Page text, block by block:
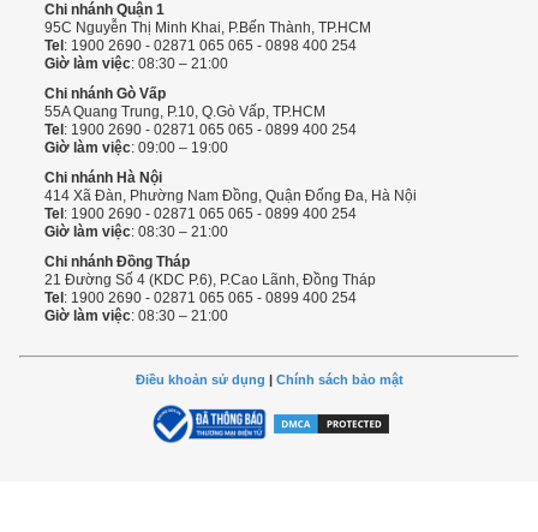
Chi nhánh Quận 1
95C Nguyễn Thị Minh Khai, P.Bến Thành, TP.HCM
Tel : 1900 2690 - 02871 065 065 - 0898 400 254
Giờ làm việc: 08:30 – 21:00
Chi nhánh Gò Vấp
55A Quang Trung, P.10, Q.Gò Vấp, TP.HCM
Tel : 1900 2690 - 02871 065 065 - 0899 400 254
Giờ làm việc: 09:00 – 19:00
Chi nhánh Hà Nội
414 Xã Đàn, Phường Nam Đồng, Quận Đống Đa, Hà Nội
Tel : 1900 2690 - 02871 065 065 - 0899 400 254
Giờ làm việc: 08:30 – 21:00
Chi nhánh Đồng Tháp
21 Đường Số 4 (KDC P.6), P.Cao Lãnh, Đồng Tháp
Tel : 1900 2690 - 02871 065 065 - 0899 400 254
Giờ làm việc: 08:30 – 21:00
Điều khoản sử dụng | Chính sách bảo mật